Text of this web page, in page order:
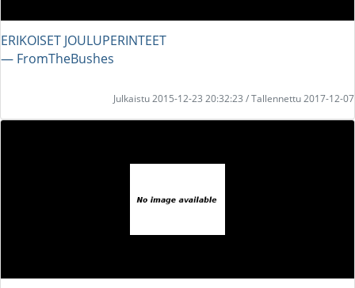
ERIKOISET JOULUPERINTEET
― FromTheBushes
Julkaistu 2015-12-23 20:32:23 / Tallennettu 2017-12-07